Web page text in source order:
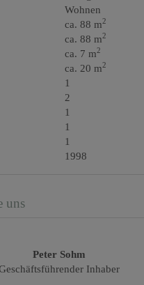
Wohnen
ca. 88 m2
ca. 88 m2
ca. 7 m2
ca. 20 m2
1
2
1
1
1
1998
uns
Peter Sohm
Inhaber